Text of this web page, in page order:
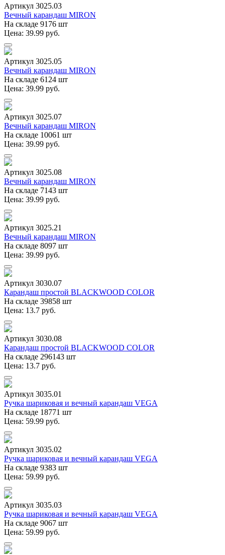
Артикул 3025.03
Вечный карандаш MIRON
На складе 9176 шт
Цена: 39.99 руб.
Артикул 3025.05
Вечный карандаш MIRON
На складе 6124 шт
Цена: 39.99 руб.
Артикул 3025.07
Вечный карандаш MIRON
На складе 10061 шт
Цена: 39.99 руб.
Артикул 3025.08
Вечный карандаш MIRON
На складе 7143 шт
Цена: 39.99 руб.
Артикул 3025.21
Вечный карандаш MIRON
На складе 8097 шт
Цена: 39.99 руб.
Артикул 3030.07
Карандаш простой BLACKWOOD COLOR
На складе 39858 шт
Цена: 13.7 руб.
Артикул 3030.08
Карандаш простой BLACKWOOD COLOR
На складе 296143 шт
Цена: 13.7 руб.
Артикул 3035.01
Ручка шариковая и вечный карандаш VEGA
На складе 18771 шт
Цена: 59.99 руб.
Артикул 3035.02
Ручка шариковая и вечный карандаш VEGA
На складе 9383 шт
Цена: 59.99 руб.
Артикул 3035.03
Ручка шариковая и вечный карандаш VEGA
На складе 9067 шт
Цена: 59.99 руб.